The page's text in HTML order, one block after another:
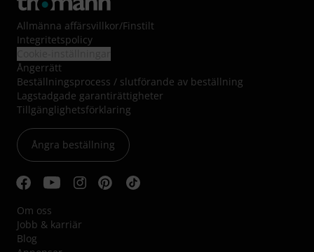
Allmänna affärsvillkor/Finstilt
Integritetspolicy
Ångerrätt
Beställningsprocess / slutförande av beställning
Lagstadgade garantirättigheter
Tillgänglighetsförklaring
Ångra beställning
Om oss
Jobb & karriär
Blog